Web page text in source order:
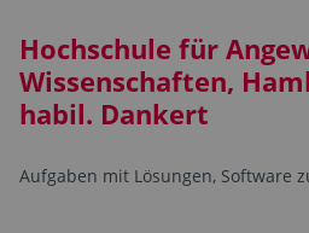
Hochschule für
Wissenschaften,
habil. Dankert
Aufgaben mit Lösungen, Software